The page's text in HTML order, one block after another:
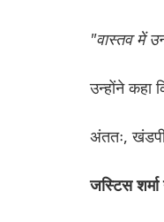
"वास्तव में
उन्होंने कहा
अंततः,
जस्टिस